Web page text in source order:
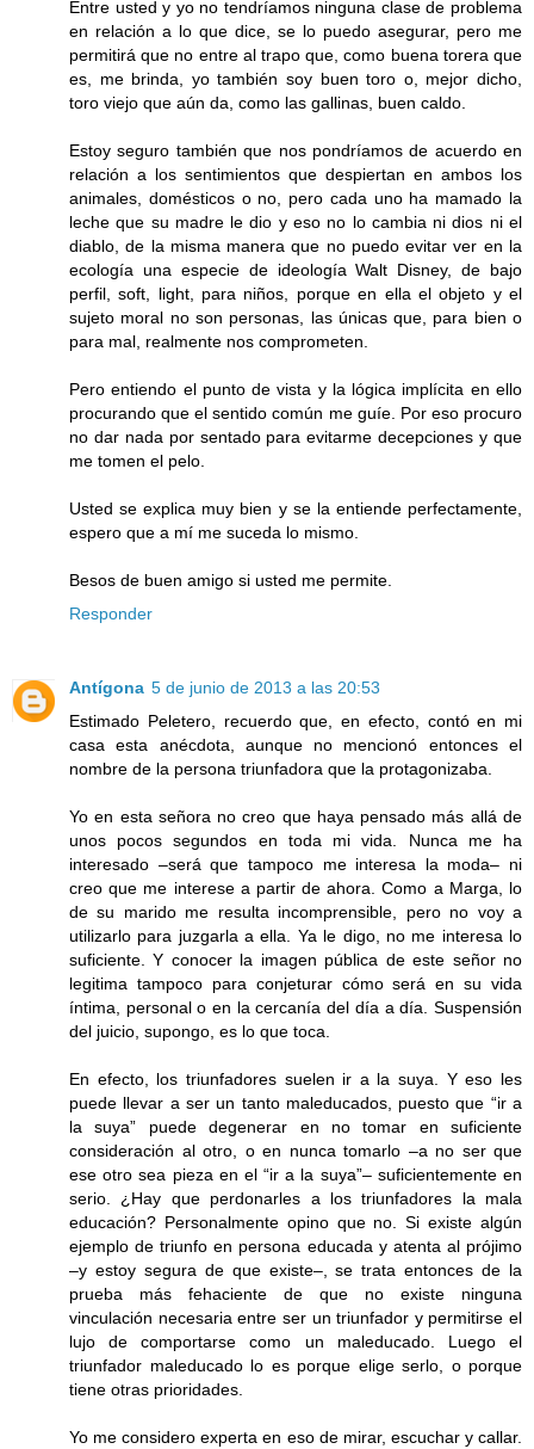
Entre usted y yo no tendríamos ninguna clase de problema
en relación a lo que dice, se lo puedo asegurar, pero me
permitirá que no entre al trapo que, como buena torera que
es, me brinda, yo también soy buen toro o, mejor dicho,
toro viejo que aún da, como las gallinas, buen caldo.
Estoy seguro también que nos pondríamos de acuerdo en
relación a los sentimientos que despiertan en ambos los
animales, domésticos o no, pero cada uno ha mamado la
leche que su madre le dio y eso no lo cambia ni dios ni el
diablo, de la misma manera que no puedo evitar ver en la
ecología una especie de ideología Walt Disney, de bajo
perfil, soft, light, para niños, porque en ella el objeto y el
sujeto moral no son personas, las únicas que, para bien o
para mal, realmente nos comprometen.
Pero entiendo el punto de vista y la lógica implícita en ello
procurando que el sentido común me guíe. Por eso procuro
no dar nada por sentado para evitarme decepciones y que
me tomen el pelo.
Usted se explica muy bien y se la entiende perfectamente,
espero que a mí me suceda lo mismo.
Besos de buen amigo si usted me permite.
Responder
Antígona 5 de junio de 2013 a las 20:53
Estimado Peletero, recuerdo que, en efecto, contó en mi
casa esta anécdota, aunque no mencionó entonces el
nombre de la persona triunfadora que la protagonizaba.
Yo en esta señora no creo que haya pensado más allá de
unos pocos segundos en toda mi vida. Nunca me ha
interesado –será que tampoco me interesa la moda– ni
creo que me interese a partir de ahora. Como a Marga, lo
de su marido me resulta incomprensible, pero no voy a
utilizarlo para juzgarla a ella. Ya le digo, no me interesa lo
suficiente. Y conocer la imagen pública de este señor no
legitima tampoco para conjeturar cómo será en su vida
íntima, personal o en la cercanía del día a día. Suspensión
del juicio, supongo, es lo que toca.
En efecto, los triunfadores suelen ir a la suya. Y eso les
puede llevar a ser un tanto maleducados, puesto que “ir a
la suya” puede degenerar en no tomar en suficiente
consideración al otro, o en nunca tomarlo –a no ser que
ese otro sea pieza en el “ir a la suya”– suficientemente en
serio. ¿Hay que perdonarles a los triunfadores la mala
educación? Personalmente opino que no. Si existe algún
ejemplo de triunfo en persona educada y atenta al prójimo
–y estoy segura de que existe–, se trata entonces de la
prueba más fehaciente de que no existe ninguna
vinculación necesaria entre ser un triunfador y permitirse el
lujo de comportarse como un maleducado. Luego el
triunfador maleducado lo es porque elige serlo, o porque
tiene otras prioridades.
Yo me considero experta en eso de mirar, escuchar y callar.